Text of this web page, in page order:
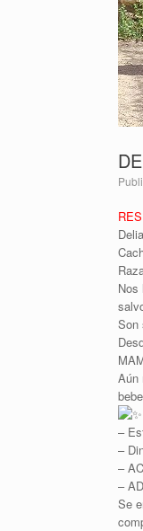
Nos
Son
Aún
–
–
–
–
Se